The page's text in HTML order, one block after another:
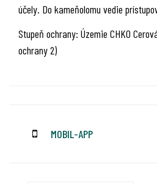
účely. Do kameňolomu vedie
Stupeň ochrany: Územie CHKO
ochrany 2)
MOBIL-APP